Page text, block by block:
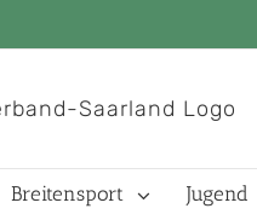
Breitensport Jugend